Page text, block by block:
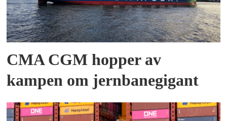
CMA CGM hopper av
kampen om jernbanegigant